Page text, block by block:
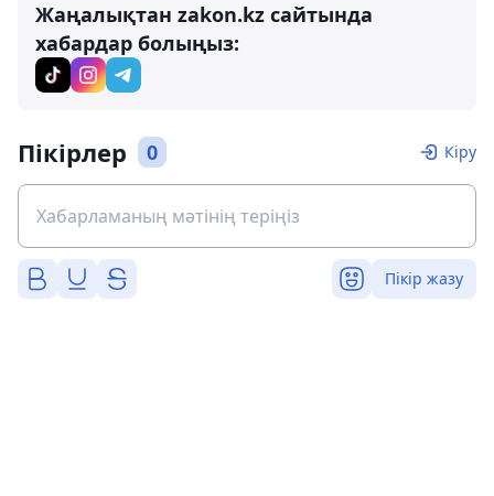
Жаңалықтан zakon.kz сайтында
хабардар болыңыз:
Пікірлер 0 Кіру
Пікір жазу